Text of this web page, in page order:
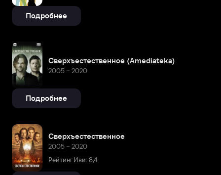
Подробнее
Сверхъестественное (Amediateka)
2005 – 2020
Подробнее
Сверхъестественное
2005 – 2020
Рейтинг Иви: 8,4